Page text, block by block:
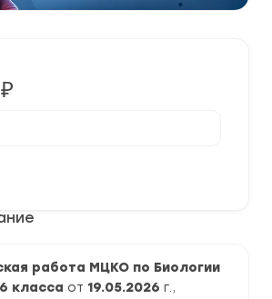
работа МЦКО по Биологии
6 класса от 19.05.2026 г.,
₽